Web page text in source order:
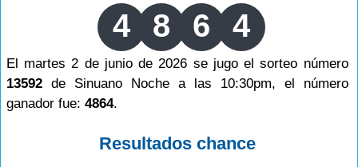
4 8 6 4
El martes 2 de junio de 2026 se jugo el sorteo número
13592 de Sinuano Noche a las 10:30pm, el número
ganador fue: 4864.
Resultados chance